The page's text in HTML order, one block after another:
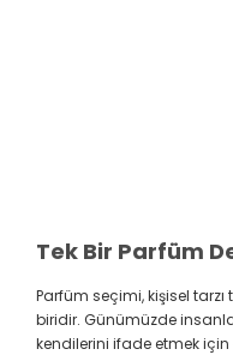
Parfüm seçimi, kişisel
biridir. Günümüzde
kendilerini ifade etmek